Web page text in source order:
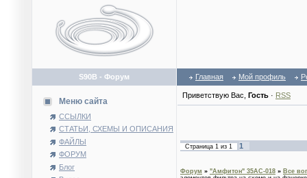
S90B - Форум Главная Мой профиль
Меню сайта
ССЫЛКИ
СТАТЬИ, СХЕМЫ И ОПИСАНИЯ
ФАЙЛЫ
ФОРУМ
Блог
Приветствую Вас Гость · RSS
Страница 1 из 1 1
Форум » "Амфитон" 35АС-018 » Все